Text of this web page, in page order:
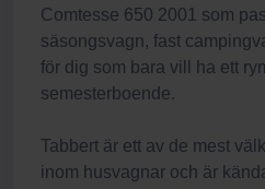
Comtesse 650 2001 som
säsongsvagn, fast
för dig som bara vill ha ett
semesterboende.
Tabbert är ett av de mest
inom husvagnar och är